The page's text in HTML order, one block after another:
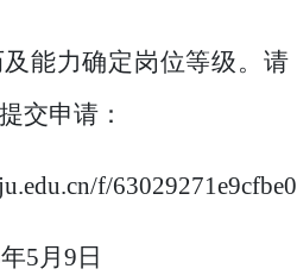
能力确定岗位等级。请
交申请：
f/
年5月9 日